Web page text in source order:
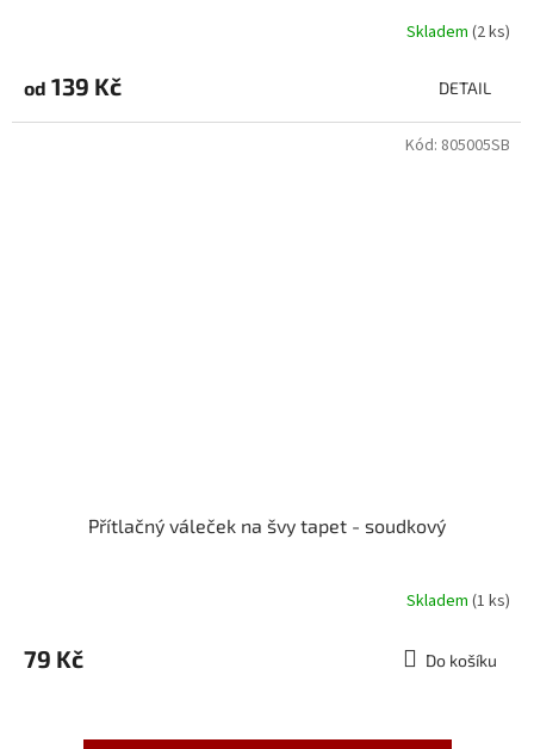
Skladem (2 ks)
od 139 Kč DETAIL
Přítlačný váleček na švy tapet - soudkový
Skladem (1 ks)
79 Kč Do košíku
Kód: 805005SB